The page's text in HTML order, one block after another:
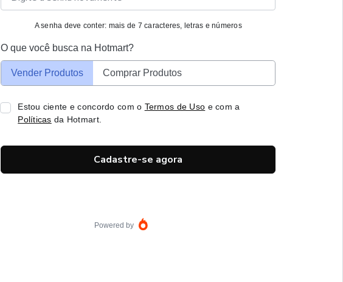
A senha deve conter: mais de 7 caracteres, letras e números
O que você busca na Hotmart?
Vender Produtos Comprar Produtos
Estou ciente e concordo com o Termos de Uso e com a
Políticas da Hotmart.
Cadastre-se agora
Powered by